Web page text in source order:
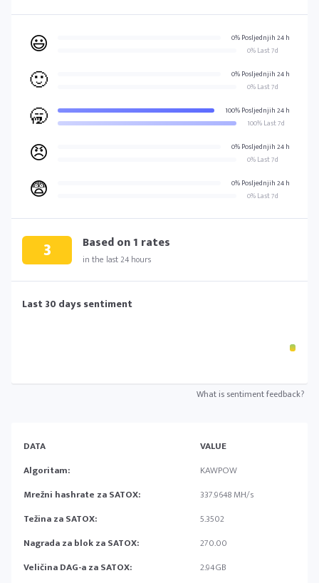
😃
0% Posljednjih 24 h
0% Last 7d
🙂
0% Posljednjih 24 h
0% Last 7d
🥱
100% Posljednjih 24 h
100% Last 7d
😠
0% Posljednjih 24 h
0% Last 7d
😨
0% Posljednjih 24 h
0% Last 7d
3 Based on1 rates
in the last 24 hours
Last 30 days sentiment
What is sentiment feedback?
DATA
VALUE
Algoritam:
KAWPOW
Mrežni hashrate za SATOX:
337.9648 MH/s
Težina za SATOX:
5.3502
Nagrada za blok za SATOX:
270.00
Veličina DAG-a za SATOX:
2.94GB